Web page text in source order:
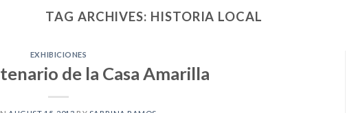
TAG ARCHIVES: HISTORIA LOCAL
EXHIBICIONES
de la Casa Amarilla